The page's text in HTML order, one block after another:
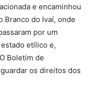
e encaminhou
Branco do Ivaí, onde
por um
etílico e,
Boletim de
os direitos dos